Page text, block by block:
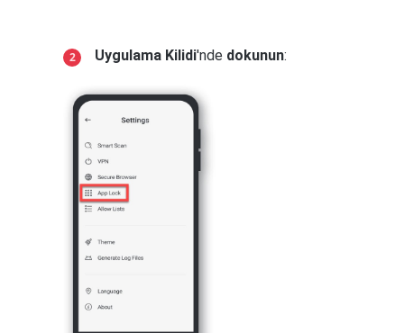
Uygulama Kilidi'nde dokunun: